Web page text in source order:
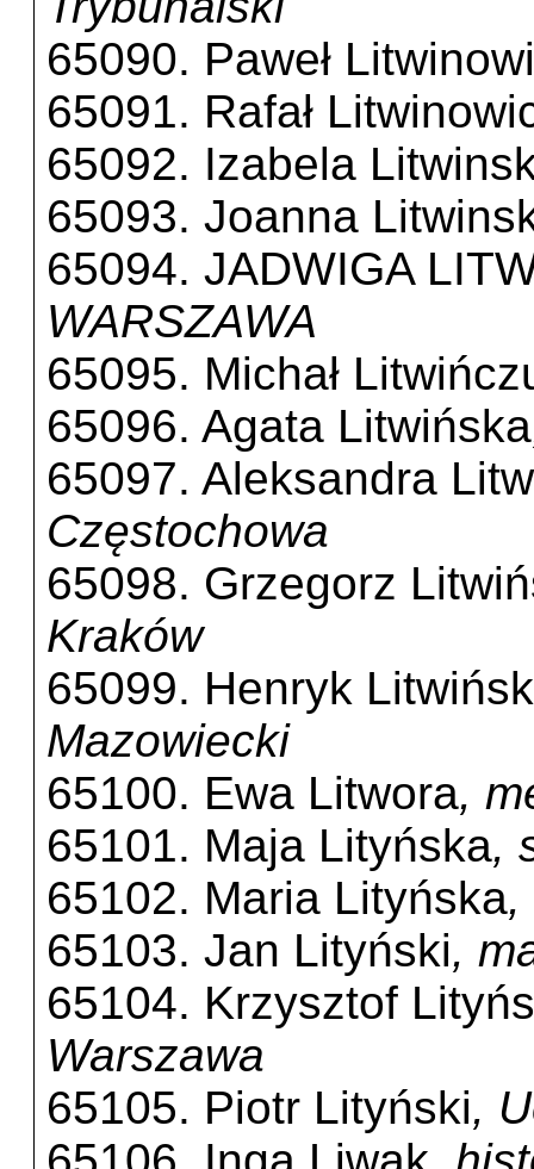
65090. Paweł
65091. Rafał
65092. Izabela
65093. Joanna
65094. JADWIGA
WARSZAWA
65095. Michał
65096. Agata Litwińska
65097. Aleksandra
Częstochowa
65098. Grzegorz
Kraków
65099. Henryk
Mazowiecki
65100. Ewa Litwora,
65101. Maja Lityńska,
65102. Maria Lityńska,
65103. Jan Lityński,
65104. Krzysztof
Warszawa
65105. Piotr Lityński,